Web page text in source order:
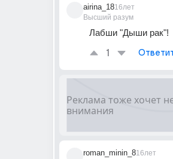
airina_18
Высший разум
16лет
Лабши "Дыши рак"!
1
roman_minin_816лет